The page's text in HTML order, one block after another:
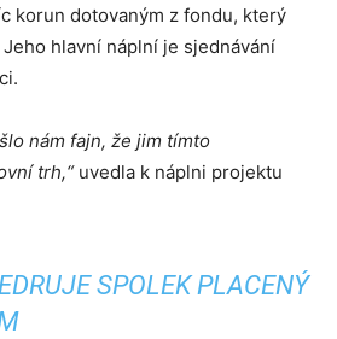
korun dotovaným z fondu, který
hlavní náplní je sjednávání
nám fajn, že jim tímto
trh,“uvedla k náplni projektu
SPOLEK PLACENÝ